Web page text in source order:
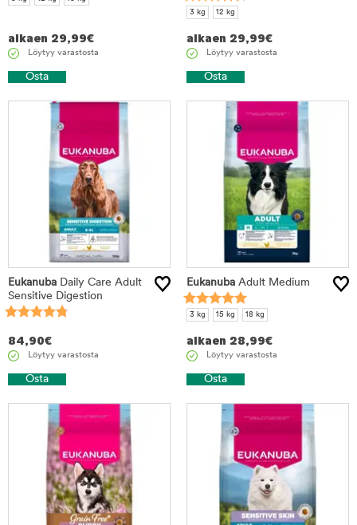
alkaen 29,99€
Löytyy varastosta
Osta
3 kg 12 kg
alkaen 29,99€
Löytyy varastosta
Osta
Eukanuba Daily Care Adult
Sensitive Digestion
84,90€
Löytyy varastosta
Osta
Eukanuba Adult Medium
3 kg 15 kg 18 kg
alkaen 28,99€
Löytyy varastosta
Osta